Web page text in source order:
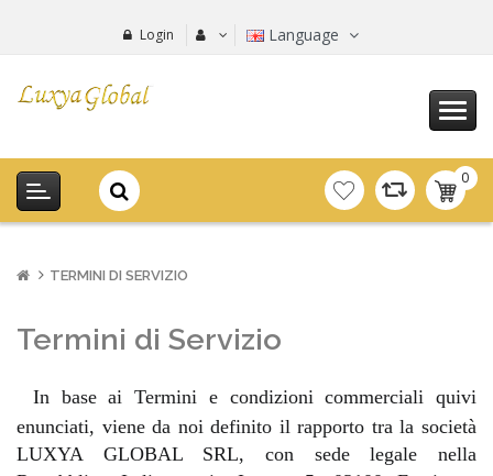
Login Language
0
-
TERMINI DI SERVIZIO
Termini di Servizio
In base ai Termini e condizioni commerciali quivi
enunciati, viene da noi definito il rapporto tra la società
LUXYA GLOBAL SRL, con sede legale nella